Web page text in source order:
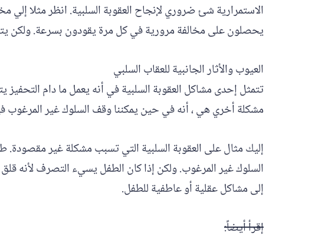
الاستمرارية شئ ضروري لإنجاح العقوبة السلبية. انظر مثلا
يحصلون على مخالفة مرورية في كل مرة يقودون بسرعة. ولكن
العيوب والأثار الجانبية للعقاب السلبي
تتمثل إحدى مشاكل العقوبة السلبية في أنه يعمل ما دام
مشكلة أخري هي ، أنه في حين يمكننا وقف السلوك غير المرغوب
إليك مثال على العقوبة السلبية التي تسبب مشكلة غير
السلوك غير المرغوب. ولكن إذا كان الطفل يسيء التصرف لأنه
إلى مشاكل عقلية أو عاطفية للطفل.
إقرأ أيضاً: